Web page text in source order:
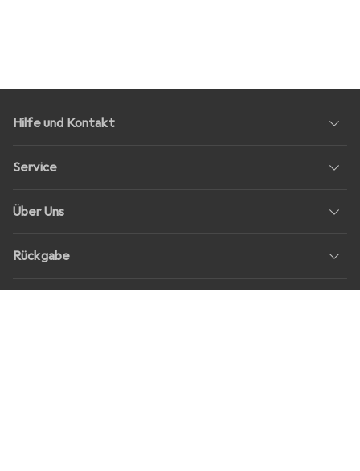
Hilfe und Kontakt
Service
Über Uns
Rückgabe